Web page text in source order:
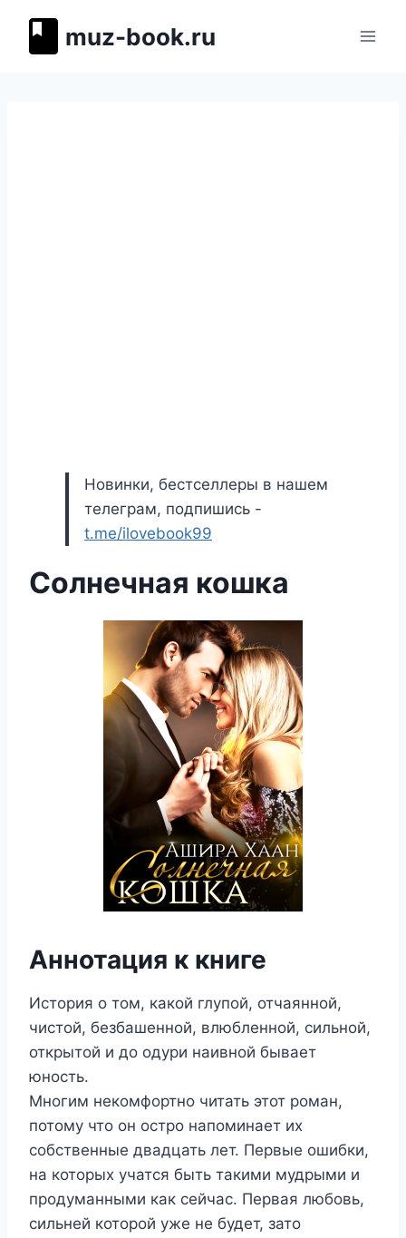
muz-book.ru
Новинки, бестселлеры в нашем
телеграм, подпишись -
t.me/ilovebook99
Солнечная кошка
Аннотация к книге
История о том, какой глупой, отчаянной,
чистой, безбашенной, влюбленной, сильной,
открытой и до одури наивной бывает
юность.
Многим некомфортно читать этот роман,
потому что он остро напоминает их
собственные двадцать лет. Первые ошибки,
на которых учатся быть такими мудрыми и
продуманными как сейчас. Первая любовь,
сильней которой уже не будет, зато